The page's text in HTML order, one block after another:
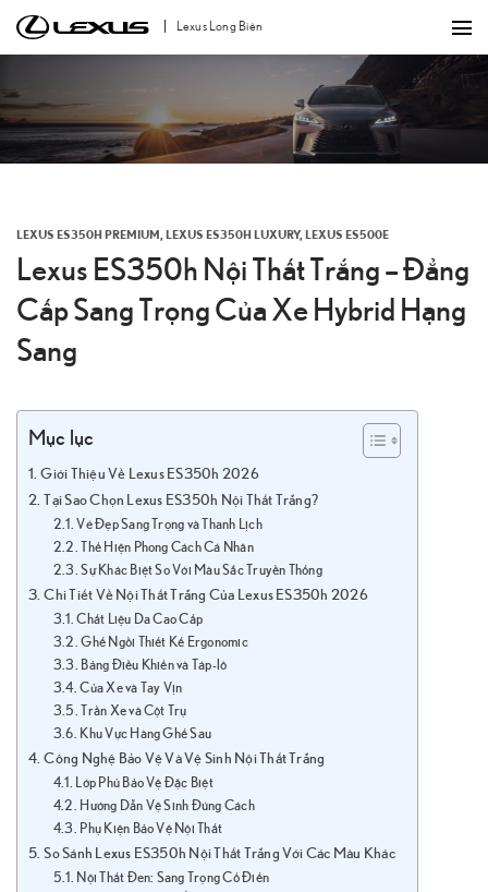
qua
dung
Lexus Long Biên
LEXUS ES350H PREMIUM LEXUS ES350H LUXURY, LEXUS ES500E
Lexus ES350h Nội Thất Trắng – Đẳng
Cấp Sang Trọng Của Xe Hybrid Hạng
Sang
Mục lục
Giới Thiệu Về Lexus ES350h 2026
Tại Sao Chọn Lexus ES350h Nội Thất Trắng?
Vẻ Đẹp Sang Trọng và Thanh Lịch
Thể Hiện Phong Cách Cá Nhân
Sự Khác Biệt So Với Màu Sắc Truyền Thống
Chi Tiết Về Nội Thất Trắng Của Lexus ES350h 2026
Chất Liệu Da Cao Cấp
Ghế Ngồi Thiết Kế Ergonomic
Bảng Điều Khiển và Táp-lô
Cửa Xe và Tay Vịn
Trần Xe và Cột Trụ
Khu Vực Hàng Ghế Sau
Công Nghệ Bảo Vệ Và Vệ Sinh Nội Thất Trắng
Lớp Phủ Bảo Vệ Đặc Biệt
Hướng Dẫn Vệ Sinh Đúng Cách
Phụ Kiện Bảo Vệ Nội Thất
So Sánh Lexus ES350h Nội Thất Trắng Với Các Màu Khác
Nội Thất Đen: Sang Trọng Cổ Điển